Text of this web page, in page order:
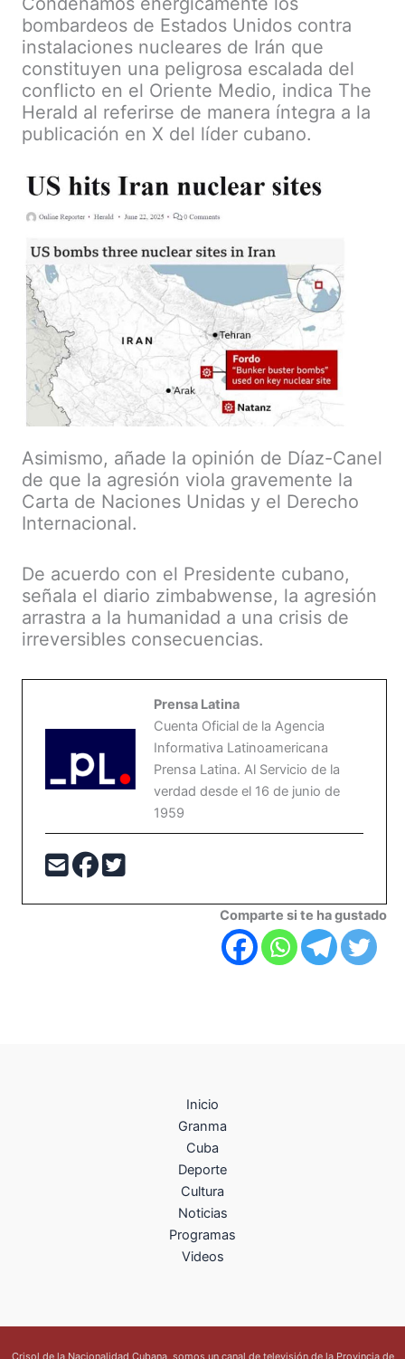
bombardeos de Estados Unidos contra
instalaciones nucleares de Irán que
constituyen una peligrosa escalada del
conflicto en el Oriente Medio, indica The
Herald al referirse de manera íntegra a la
publicación en X del líder cubano.
Asimismo, añade la opinión de Díaz-Canel
de que la agresión viola gravemente la
Carta de Naciones Unidas y el Derecho
Internacional.
De acuerdo con el Presidente cubano,
señala el diario zimbabwense, la agresión
arrastra a la humanidad a una crisis de
irreversibles consecuencias.
Prensa Latina
Cuenta Oficial de la Agencia
Informativa Latinoamericana
Prensa Latina. Al Servicio de la
verdad desde el 16 de junio de
1959
Comparte si te ha gustado
Inicio
Granma
Cuba
Deporte
Cultura
Noticias
Programas
Videos
Crisol de la Nacionalidad Cubana, somos un canal de televisión de la Provincia de